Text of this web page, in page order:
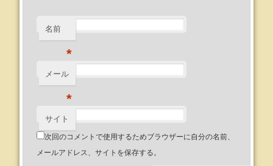
名前
*
メール
*
サイト
次回のコメントで使用するためブラウザーに自分の名前、
メールアドレス、サイトを保存する。